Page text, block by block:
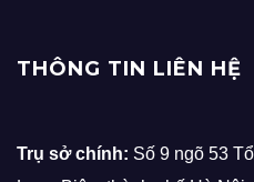
THÔNG TIN LIÊN HỆ
Trụ sở chính: Số 9 ngõ 53